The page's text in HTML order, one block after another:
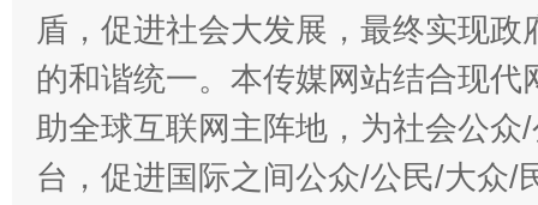
盾，促进社会大发展，最终实现
的和谐统一。本传媒网站结合现
助全球互联网主阵地，为社会公
台，促进国际之间公众/公民/大众/